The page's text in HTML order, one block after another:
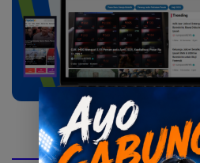
Konsultasi via